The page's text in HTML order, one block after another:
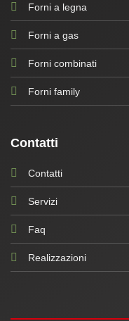
Forni a legna
Forni a gas
Forni combinati
Forni family
Contatti
Contatti
Servizi
Faq
Realizzazioni